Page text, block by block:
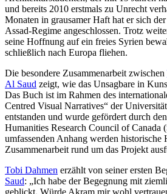
und bereits 2010 erstmals zu Unrecht
Monaten in grausamer Haft hat er sich
Assad-Regime angeschlossen. Trotz
seine Hoffnung auf ein freies Syrien
schließlich nach Europa fliehen.
Die besondere Zusammenarbeit zwischen
Al Saud zeigt, wie das Unsagbare in
Das Buch ist im Rahmen des
Centred Visual Narratives“ der
entstanden und wurde gefördert durch
Humanities Research Council of Canada
umfassenden Anhang werden historische
Zusammenarbeit rund um das Projekt
Tobi Dahmen erzählt von seiner ersten
Saud: „Ich habe der Begegnung mit
geblickt. Würde Akram mir wohl